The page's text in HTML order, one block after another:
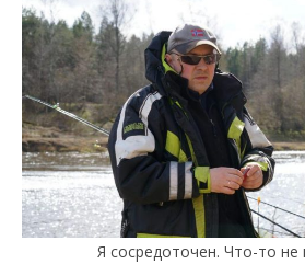
Я сосредоточен. Что-то не